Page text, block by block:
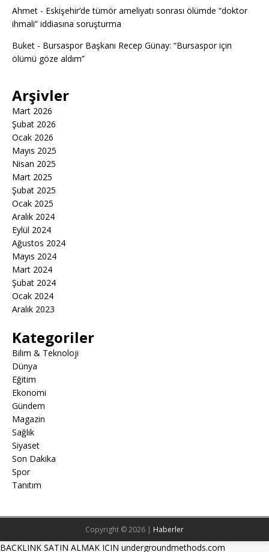
Ahmet - Eskişehir’de tümör ameliyatı sonrası ölümde “doktor
ihmali” iddiasına soruşturma
Buket - Bursaspor Başkanı Recep Günay: “Bursaspor için
ölümü göze aldım”
Arşivler
Mart 2026
Şubat 2026
Ocak 2026
Mayıs 2025
Nisan 2025
Mart 2025
Şubat 2025
Ocak 2025
Aralık 2024
Eylül 2024
Ağustos 2024
Mayıs 2024
Mart 2024
Şubat 2024
Ocak 2024
Aralık 2023
Kategoriler
Bilim & Teknoloji
Dünya
Eğitim
Ekonomi
Gündem
Magazin
Sağlık
Siyaset
Son Dakika
Spor
Tanıtım
Copyright © 2026 | Haberler
BACKLINK SATIN ALMAK ICIN undergroundmethods.com